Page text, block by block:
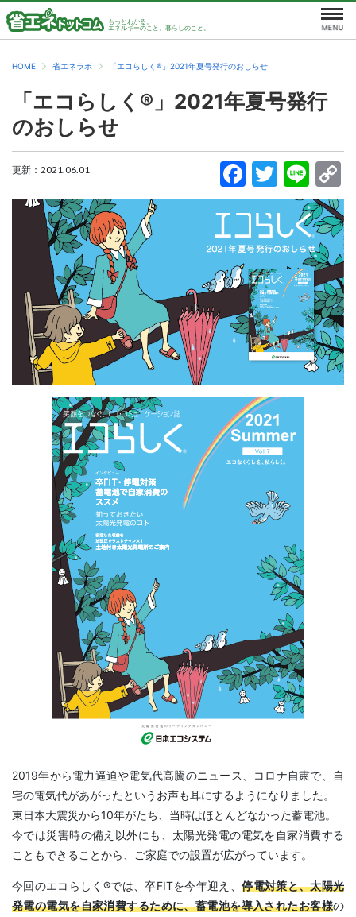
もっとわかる。
エネルギーのこと、暮らしのこと。
HOME 省エネラボ 「エコらしく®」2021年夏号発行のおしらせ
「エコらしく®」2021年夏号発行
のおしらせ
更新： 2021.06.01
2019年から電力逼迫や電気代高騰のニュース、コロナ自粛で、自
宅の電気代があがったというお声も耳にするようになりました。
東日本大震災から10年がたち、当時はほとんどなかった蓄電池。
今では災害時の備え以外にも、太陽光発電の電気を自家消費する
こともできることから、ご家庭での設置が広がっています。
今回のエコらしく®では、卒FITを今年迎え、停電対策と、太陽光
発電の電気を自家消費するために、蓄電池を導入されたお客様の